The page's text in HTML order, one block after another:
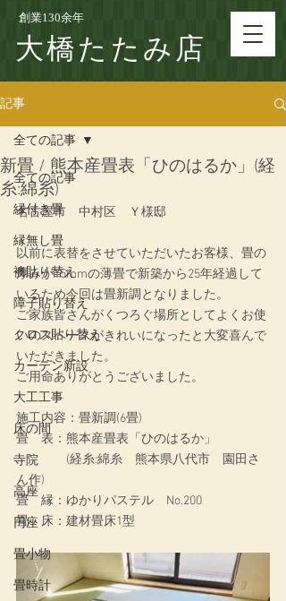
創業130余年
大橋たたみ店
記事
全ての記事
縁付き畳
縁無し畳
襖貼り替え
障子貼り替え
クロス貼り替え
カーテン新設
大工工事
床の間
寺院
高座
円座
畳小物
畳時計
全ての記事
新畳 / 熊本産畳表「ひのはるか」(経
糸:綿糸)
名古屋市　中村区　Ｙ様邸
以前に表替をさせていただいたお客様、畳の
厚みが15mmの薄畳で新築から25年経過して
いるため今回は畳新調となりました。
ご家族皆さんがくつろぐ場所としてよくお使
いのスペースがきれいになったと大変喜んで
いただきました。
ご用命ありがとうございました。
施工内容： 畳新調(6畳)
畳　表：熊本産畳表「ひのはるか」
(経糸:綿糸　熊本県八代市　園田さ
ん作)
畳　縁：ゆかりパステル　No.200
畳　床：建材畳床1型